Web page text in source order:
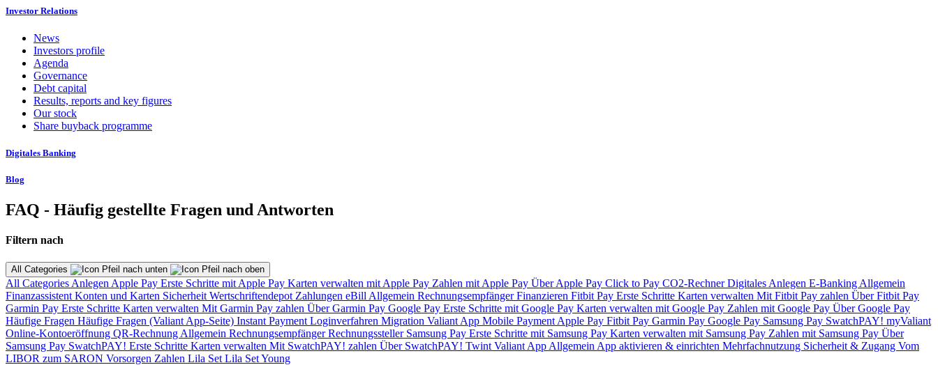
Investor Relations
News
Investors profile
Agenda
Governance
Debt capital
Results, reports and key figures
Our stock
Share buyback programme
Digitales Banking
Blog
FAQ - Häufig gestellte Fragen und Antworten
Filtern nach
All Categories
All Categories Anlegen Apple Pay Erste Schritte mit Apple Pay Karten verwalten mit Apple Pay Zahlen mit Apple Pay Über Apple Pay Click to Pay CO2-RechnerDigitales Anlegen E-Banking Allgemein
Finanzassistent Konten und Karten Sicherheit Wertschriftendepot Zahlungen eBill Allgemein RechnungsempfängerFinanzieren Fitbit Pay Erste Schritte Karten verwalten Mit Fitbit Pay zahlen Über Fitbit Pay
Garmin Pay Erste Schritte Karten verwalten Mit Garmin Pay zahlen Über Garmin Pay Google Pay Erste Schritte mit Google Pay Karten verwalten mit Google Pay Zahlen mit Google Pay Über Google Pay
Häufige Fragen Häufige Fragen (Valiant App-Seite) Instant Payment Loginverfahren Migration Valiant App Mobile Payment Apple Pay Fitbit Pay Garmin Pay Google Pay Samsung Pay SwatchPAY! myValiant
Online-Kontoeröffnung QR-Rechnung Allgemein RechnungsempfängerRechnungssteller Samsung Pay Erste Schritte mit Samsung Pay Karten verwalten mit Samsung Pay Zahlen mit Samsung Pay Über
Samsung Pay SwatchPAY! Erste Schritte Karten verwalten Mit SwatchPAY! zahlen Über SwatchPAY! Twint Valiant App Allgemein App aktivieren & einrichten Mehrfachnutzung Sicherheit & Zugang Vom
LIBOR zum SARON Vorsorgen Zahlen Lila Set Lila Set Young